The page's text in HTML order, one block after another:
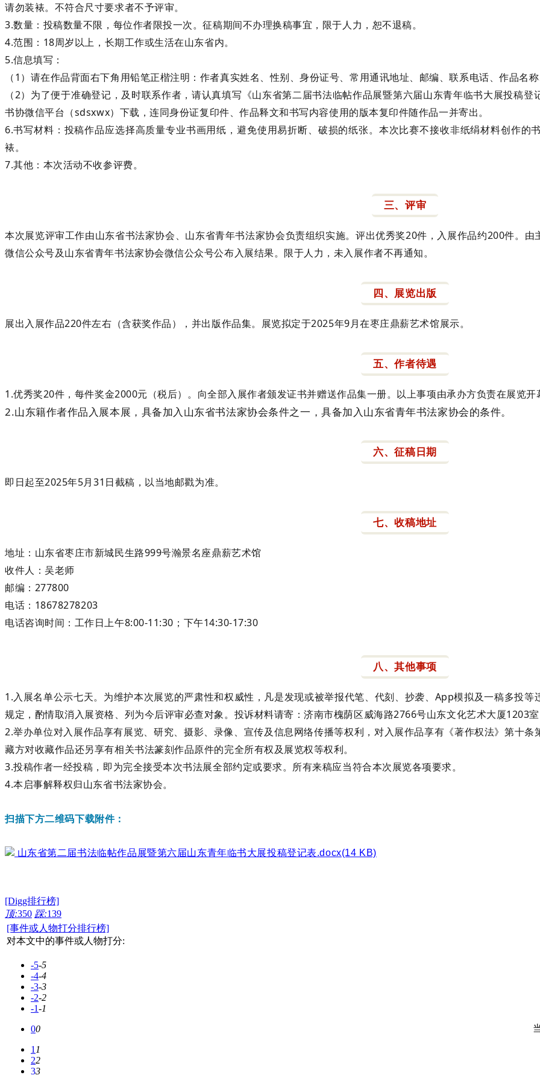
请勿装裱。不符合尺寸要求者不予评审。
3.数量：投稿数量不限，每位作者限投一次。征稿期间不办理换稿事宜，限于人力，恕不退稿。
4.范围：18周岁以上，长期工作或生活在山东省内。
5.信息填写：
（1）请在作品背面右下角用铅笔正楷注明：作者真实姓名、性别、身份证号、常用通讯地址、邮编、联系电话、作品名称
（2）为了便于准确登记，及时联系作者，请认真填写《山东省第二届书法临帖作品展暨第六届山东青年临书大展投稿
书协微信平台（sdsxwx）下载，连同身份证复印件、作品释文和书写内容使用的版本复印件随作品一并寄出。
6.书写材料：投稿作品应选择高质量专业书画用纸，避免使用易折断、破损的纸张。本次比赛不接收非纸绢材料创作的
裱。
7.其他：本次活动不收参评费。
三、评审
本次展览评审工作由山东省书法家协会、山东省青年书法家协会负责组织实施。评出优秀奖20件，入展作品约200件。由
微信公众号及山东省青年书法家协会微信公众号公布入展结果。限于人力，未入展作者不再通知。
四、展览出版
展出入展作品220件左右（含获奖作品），并出版作品集。展览拟定于2025年9月在枣庄鼎薪艺术馆展示。
五、作者待遇
1.优秀奖20件，每件奖金2000元（税后）。向全部入展作者颁发证书并赠送作品集一册。以上事项由承办方负责在展览开
2.山东籍作者作品入展本展，具备加入山东省书法家协会条件之一，具备加入山东省青年书法家协会的条件。
六、征稿日期
即日起至2025年5月31日截稿，以当地邮戳为准。
七、收稿地址
地址：山东省枣庄市新城民生路999号瀚景名座鼎薪艺术馆
收件人：吴老师
邮编：277800
电话：18678278203
电话咨询时间：工作日上午8:00-11:30；下午14:30-17:30
八、其他事项
1.入展名单公示七天。为维护本次展览的严肃性和权威性，凡是发现或被举报代笔、代刻、抄袭、App模拟及一稿多投
规定，酌情取消入展资格、列为今后评审必查对象。投诉材料请寄：济南市槐荫区威海路2766号山东文化艺术大厦1203
2.举办单位对入展作品享有展览、研究、摄影、录像、宣传及信息网络传播等权利，对入展作品享有《著作权法》第十
藏方对收藏作品还另享有相关书法篆刻作品原件的完全所有权及展览权等权利。
3.投稿作者一经投稿，即为完全接受本次书法展全部约定或要求。所有来稿应当符合本次展览各项要求。
4.本启事解释权归山东省书法家协会。
扫描下方二维码下载附件：
山东省第二届书法临帖作品展暨第六届山东青年临书大展投稿登记表.docx(14 KB)
[Digg排行榜]
顶:350 踩:139
[事件或人物打分排行榜]
对本文中的事件或人物打分:
-5-5
-4-4
-3-3
-2-2
-1-1
00
11
22
33